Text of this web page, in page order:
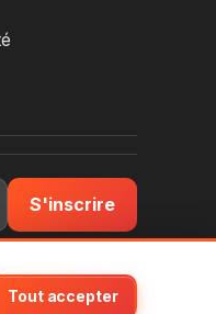
Tout accepter
S'inscrire